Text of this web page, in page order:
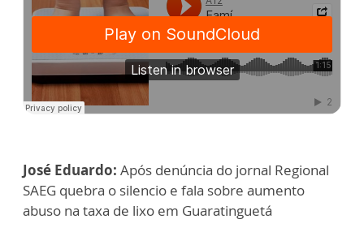
José Eduardo: Após denúncia do jornal Regional
SAEG quebra o silencio e fala sobre aumento
abuso na taxa de lixo em Guaratinguetá